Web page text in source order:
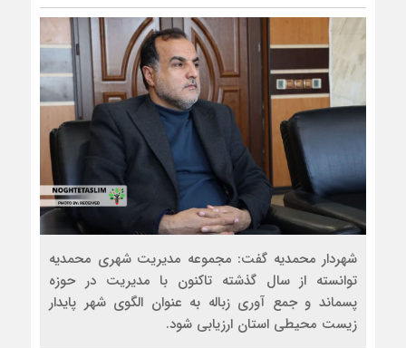
شهردار محمدیه گفت: مجموعه مدیریت شهری محمدیه
توانسته از سال گذشته تاکنون با مدیریت در حوزه
پسماند و جمع آوری زباله به عنوان الگوی شهر پایدار
زیست محیطی استان ارزیابی شود.